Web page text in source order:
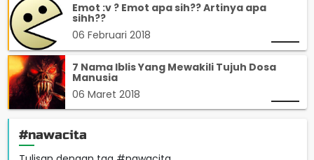
Emot :v ? Emot apa sih?? Artinya apa
sihh??
06 Februari 2018
7 Nama Iblis Yang Mewakili Tujuh Dosa
Manusia
06 Maret 2018
#nawacita